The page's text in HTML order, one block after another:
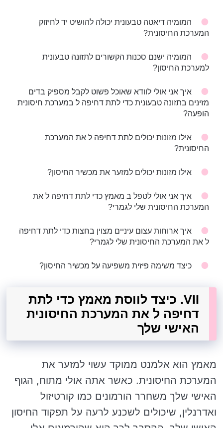
המומיה דיאטה טבעונית יכולה להושיט יד לחיזוק
המערכת החיסונית?
המומיה ישנם סכנות הקשורים לתזונה טבעונית
למערכת החיסון?
איך אני אולי לוודא שאוכל פשוט לקבל מספיק בדים
מזינים בתזונה טבעונית כדי לתת דחיפה ל במערכת חיסונית
הופעה?
אילו מזונות יכולים לתת דחיפה ל את המערכת
החיסונית?
אילו מזונות יכולים למזער את מכשיר החיסון?
איך אני אולי לטפל ב מאמץ כדי לתת דחיפה ל את
המערכת החיסונית שלי לגמרי?
איך ארוחות עצום עיניים מצוין בחצות כדי לתת דחיפה
ל את המערכת החיסונית שלי לגמרי?
כיצד משימה פיזית משפיעה על מכשיר החיסון?
VII. כיצד לווסת מאמץ כדי לתת
דחיפה ל את המערכת החיסונית
האישי שלך
מאמץ הוא אלמנט ממוקד עשוי למזער את
המערכת החיסונית. כאשר אתה אולי מתוח, הגוף
האישי שלך משחרר הורמונים כמו קורטיזול
ואדרנלין, שיכולים לשכנע לרעה על תפקוד החיסון